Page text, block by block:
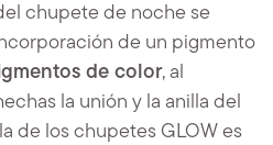
chupete de noche se
de un pigmento
de color, al
la unión y la anilla del
de los chupetes GLOW es